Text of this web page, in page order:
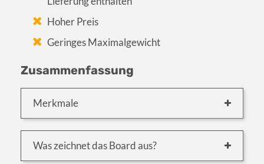
Hoher Preis
Geringes Maximalgewicht
Zusammenfassung
Merkmale
Was zeichnet das Board aus?